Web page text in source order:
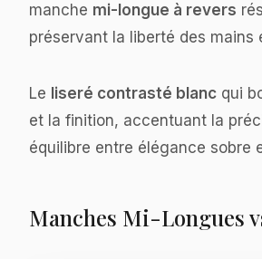
manche mi-longue à revers
préservant la liberté des
Le liseré contrasté blanc qui
et la finition, accentuant la
équilibre entre élégance sobre
Manches Mi-Longues